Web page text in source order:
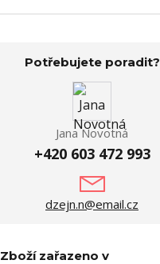
Potřebujete poradit?
Jana Novotná
+420 603 472 993
dzejn.n@email.cz
Zboží zařazeno v